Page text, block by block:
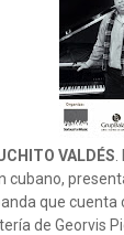
VALDÉS
cubano,
que
de Georvis